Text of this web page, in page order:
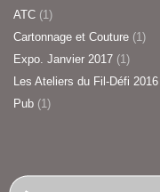
ATC (1)
Cartonnage et Couture (1)
Expo. Janvier 2017 (1)
Les Ateliers du Fil-Défi 2016
Pub (1)